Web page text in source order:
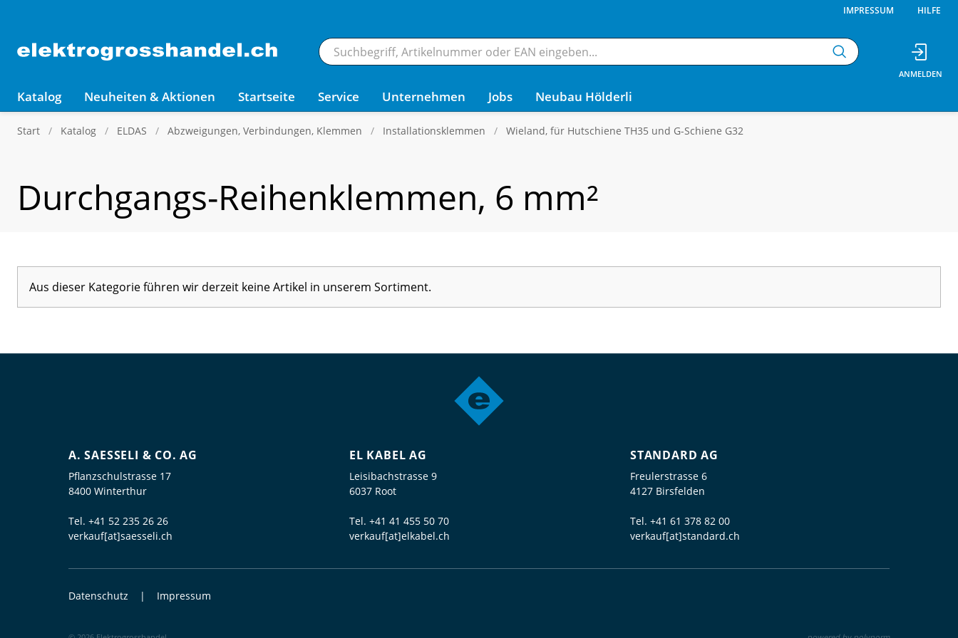
IMPRESSUM HILFE
Katalog Neuheiten & Aktionen Startseite Service Unternehmen Jobs Neubau Hölderli
Start Katalog ELDAS Abzweigungen, Verbindungen, Klemmen Installationsklemmen Wieland, für Hutschiene TH35 und G-Schiene G32
Durchgangs-Reihenklemmen, 6 mm²
Aus dieser Kategorie führen wir derzeit keine Artikel in unserem Sortiment.
A. SAESSELI & CO. AG
Pflanzschulstrasse 17
8400 Winterthur
Tel. +41 52 235 26 26
verkauf[at]saesseli.ch
EL KABEL AG
Leisibachstrasse 9
6037 Root
Tel. +41 41 455 50 70
verkauf[at]elkabel.ch
STANDARD AG
Freulerstrasse 6
4127 Birsfelden
Tel. +41 61 378 82 00
verkauf[at]standard.ch
Datenschutz Impressum